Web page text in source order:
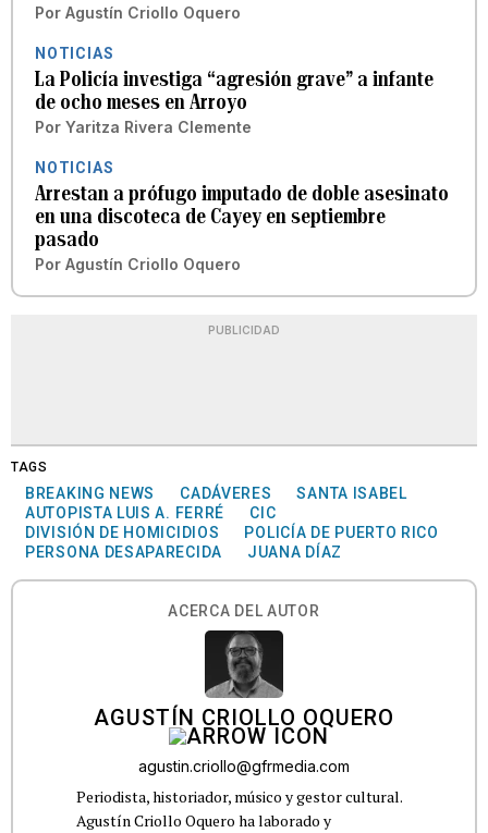
Por Agustín Criollo Oquero
NOTICIAS
La Policía investiga “agresión grave” a infante
de ocho meses en Arroyo
Por Yaritza Rivera Clemente
NOTICIAS
Arrestan a prófugo imputado de doble asesinato
en una discoteca de Cayey en septiembre
pasado
Por Agustín Criollo Oquero
PUBLICIDAD
TAGS
BREAKING NEWS CADÁVERES
SANTA ISABEL
AUTOPISTA LUIS A. FERRÉ
CIC
DIVISIÓN DE HOMICIDIOS
POLICÍA DE PUERTO RICO
PERSONA DESAPARECIDA
JUANA DÍAZ
ACERCA DEL AUTOR
AGUSTÍN CRIOLLO OQUERO
agustin.criollo@gfrmedia.com
Periodista, historiador, músico y gestor cultural.
Agustín Criollo Oquero ha laborado y